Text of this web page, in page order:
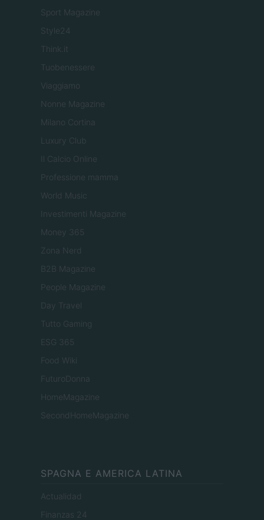
Sport Magazine
Style24
Think.it
Tuobenessere
Viaggiamo
Nonne Magazine
Milano Cortina
Luxury Club
Il Calcio Online
Professione mamma
World Music
Investimenti Magazine
Money 365
Zona Nerd
B2B Magazine
People Magazine
Day Travel
Tutto Gaming
ESG 365
Food Wiki
FuturoDonna
HomeMagazine
SecondHomeMagazine
SPAGNA E AMERICA LATINA
Actualidad
Finanzas 24